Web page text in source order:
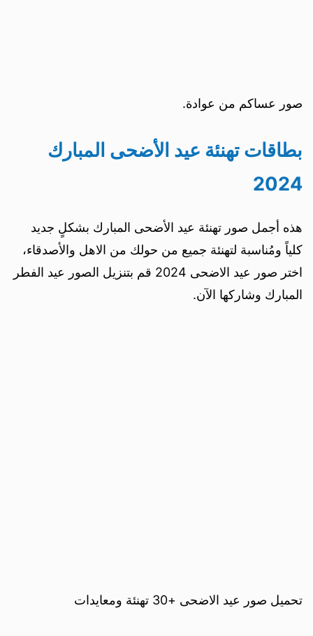
صور عساكم من عوادة.
بطاقات تهنئة عيد الأضحى المبارك
2024
هذه أجمل صور تهنئة عيد الأضحى المبارك بشكلٍ جديد
كلياً ومُناسبة لتهنئة جميع من حولك من الاهل والأصدقاء،
اختر صور عيد الاضحى 2024 قم بتنزيل الصور عيد الفطر
المبارك وشاركها الآن.
تحميل صور عيد الاضحى +30 تهنئة ومعايدات